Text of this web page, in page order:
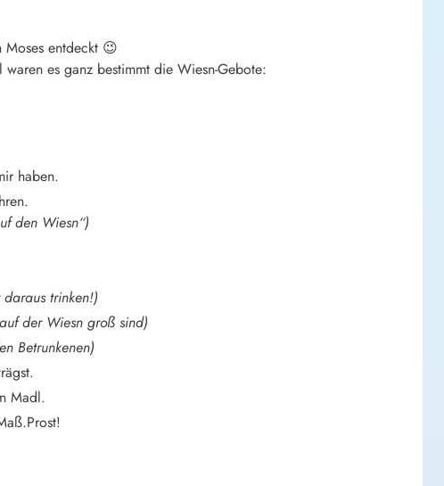
Moses entdeckt 😉
es ganz bestimmt die Wiesn-Gebote:
haben.
den Wiesn“)
trinken!)
der Wiesn groß sind)
Betrunkenen)
Madl.